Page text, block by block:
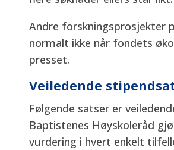
Andre forskningsprosjekter
normalt ikke når fondets
presset.
Veiledende
Følgende satser er
Baptistenes Høyskoleråd
vurdering i hvert enkelt